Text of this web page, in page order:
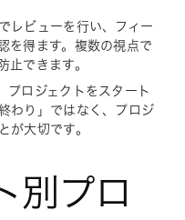
レビューを行い、フィー
を得ます。複数の視点で
止できます。
プロジェクトをスタート
わり」ではなく、プロジ
が大切です。
別プロ